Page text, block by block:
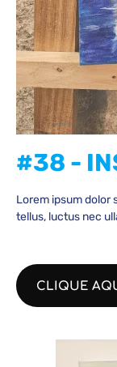
#38 -
Lorem ipsum dolor
tellus, luctus nec
CLIQUE